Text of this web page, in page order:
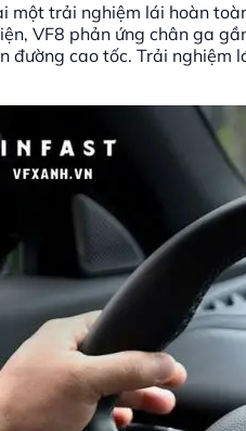
một trải nghiệm lái hoàn
VF8 phản ứng chân ga
đường cao tốc. Trải nghiệm